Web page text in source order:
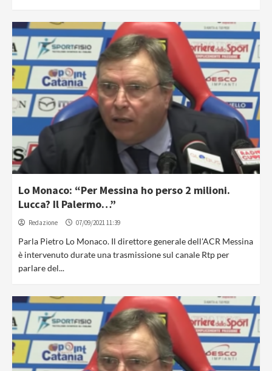
Lo Monaco: “Per Messina ho perso 2 milioni.
Lucca? Il Palermo…”
Redazione 07/09/2021 11:39
Parla Pietro Lo Monaco. Il direttore generale dell'ACR Messina
è intervenuto durate una trasmissione sul canale Rtp per
parlare del...